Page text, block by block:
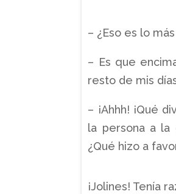
– ¿Eso es lo
– Es que
resto de mis
– ¡Ahhh! ¡Qué
la persona a la
¿Qué hizo a
¡Jolines! Tenía